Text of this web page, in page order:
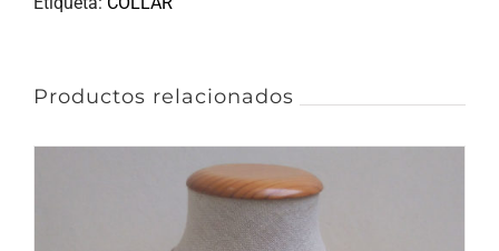
Productos relacionados